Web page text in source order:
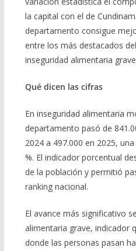
la capital con el de
departamento consigue
entre los más destacados
inseguridad alimentaria
Qué dicen las cifras
En inseguridad alimentaria
departamento pasó de
2024 a 497.000 en 2025,
%. El indicador porcentual
de la población y permitió
ranking nacional.
El avance más significativo
alimentaria grave, indicador
donde las personas pasan